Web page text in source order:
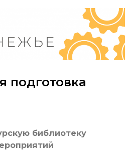
подготовка
библиотеку